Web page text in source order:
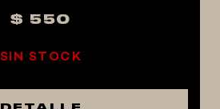
$ 550
SIN STOCK